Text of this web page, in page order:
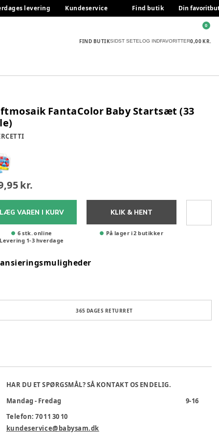
levering Kundeservice Find butik Din
FIND BUTIKSIDST SETELOG INDFAVORITTER0,00 KR.
0
FantaColor Baby Startsæt (33
kr.
LÆG VAREN I KURV
6 stk. online
Levering 1-3 hverdage
KLIK & HENT
På lager i 2 butikker
365 DAGES RETURRET
HAR DU ET SPØRGSMÅL? SÅ KONTAKT OS ENDELIG.
Mandag - Fredag
9-16
Telefon: 70 11 30 10
kundeservice@babysam.dk